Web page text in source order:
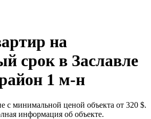
на
срок в Заславле
1 м-н
с минимальной ценой объекта от 320 $.
информация об объекте.